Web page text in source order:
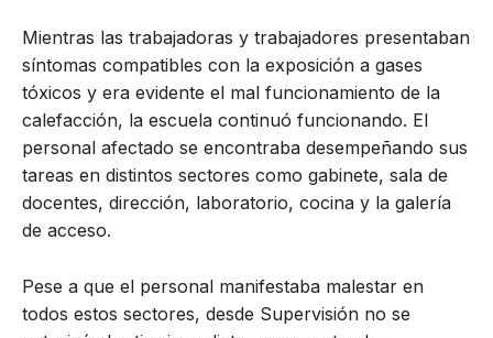
Mientras las trabajadoras y trabajadores presentaban
síntomas compatibles con la exposición a gases
tóxicos y era evidente el mal funcionamiento de la
calefacción, la escuela continuó funcionando. El
personal afectado se encontraba desempeñando sus
tareas en distintos sectores como gabinete, sala de
docentes, dirección, laboratorio, cocina y la galería
de acceso.
Pese a que el personal manifestaba malestar en
todos estos sectores, desde Supervisión no se